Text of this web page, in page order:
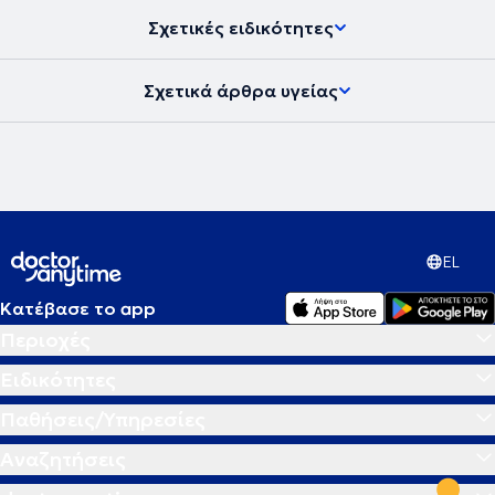
Σχετικές ειδικότητες
Σχετικά άρθρα υγείας
EL
Κατέβασε το app